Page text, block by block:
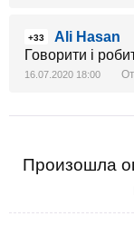
+33
Ali Hasan
Говорити і
16.07.2020 18:00
Произошла